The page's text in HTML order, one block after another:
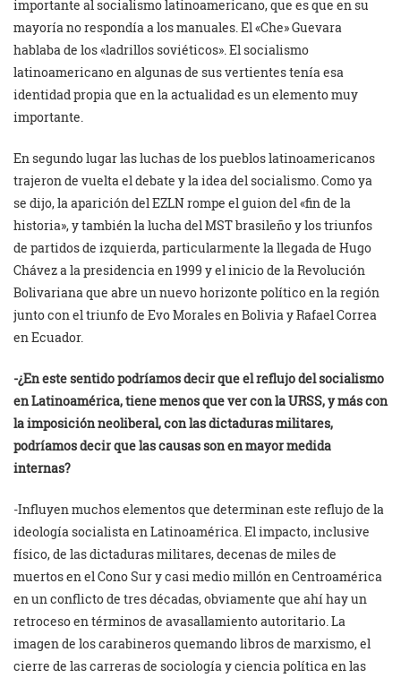
importante al socialismo latinoamericano, que es que en su
mayoría no respondía a los manuales. El «Che» Guevara
hablaba de los «ladrillos soviéticos». El socialismo
latinoamericano en algunas de sus vertientes tenía esa
identidad propia que en la actualidad es un elemento muy
importante.
En segundo lugar las luchas de los pueblos latinoamericanos
trajeron de vuelta el debate y la idea del socialismo. Como ya
se dijo, la aparición del EZLN rompe el guion del «fin de la
historia», y también la lucha del MST brasileño y los triunfos
de partidos de izquierda, particularmente la llegada de Hugo
Chávez a la presidencia en 1999 y el inicio de la Revolución
Bolivariana que abre un nuevo horizonte político en la región
junto con el triunfo de Evo Morales en Bolivia y Rafael Correa
en Ecuador.
-¿En este sentido podríamos decir que el reflujo del socialismo
en Latinoamérica, tiene menos que ver con la URSS, y más con
la imposición neoliberal, con las dictaduras militares,
podríamos decir que las causas son en mayor medida
internas?
-Influyen muchos elementos que determinan este reflujo de la
ideología socialista en Latinoamérica. El impacto, inclusive
físico, de las dictaduras militares, decenas de miles de
muertos en el Cono Sur y casi medio millón en Centroamérica
en un conflicto de tres décadas, obviamente que ahí hay un
retroceso en términos de avasallamiento autoritario. La
imagen de los carabineros quemando libros de marxismo, el
cierre de las carreras de sociología y ciencia política en las